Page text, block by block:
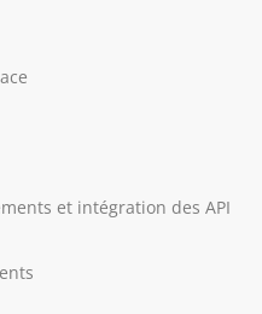
et intégration des API